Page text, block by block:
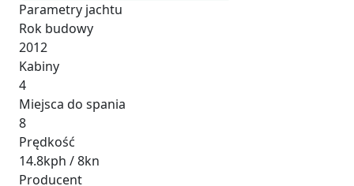
Parametry jachtu
Rok budowy
2012
Kabiny
4
Miejsca do spania
8
Prędkość
14.8kph / 8kn
Producent